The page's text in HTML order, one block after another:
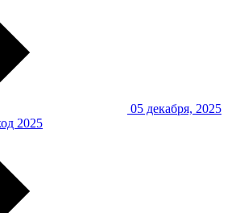
05 декабря, 2025
2025